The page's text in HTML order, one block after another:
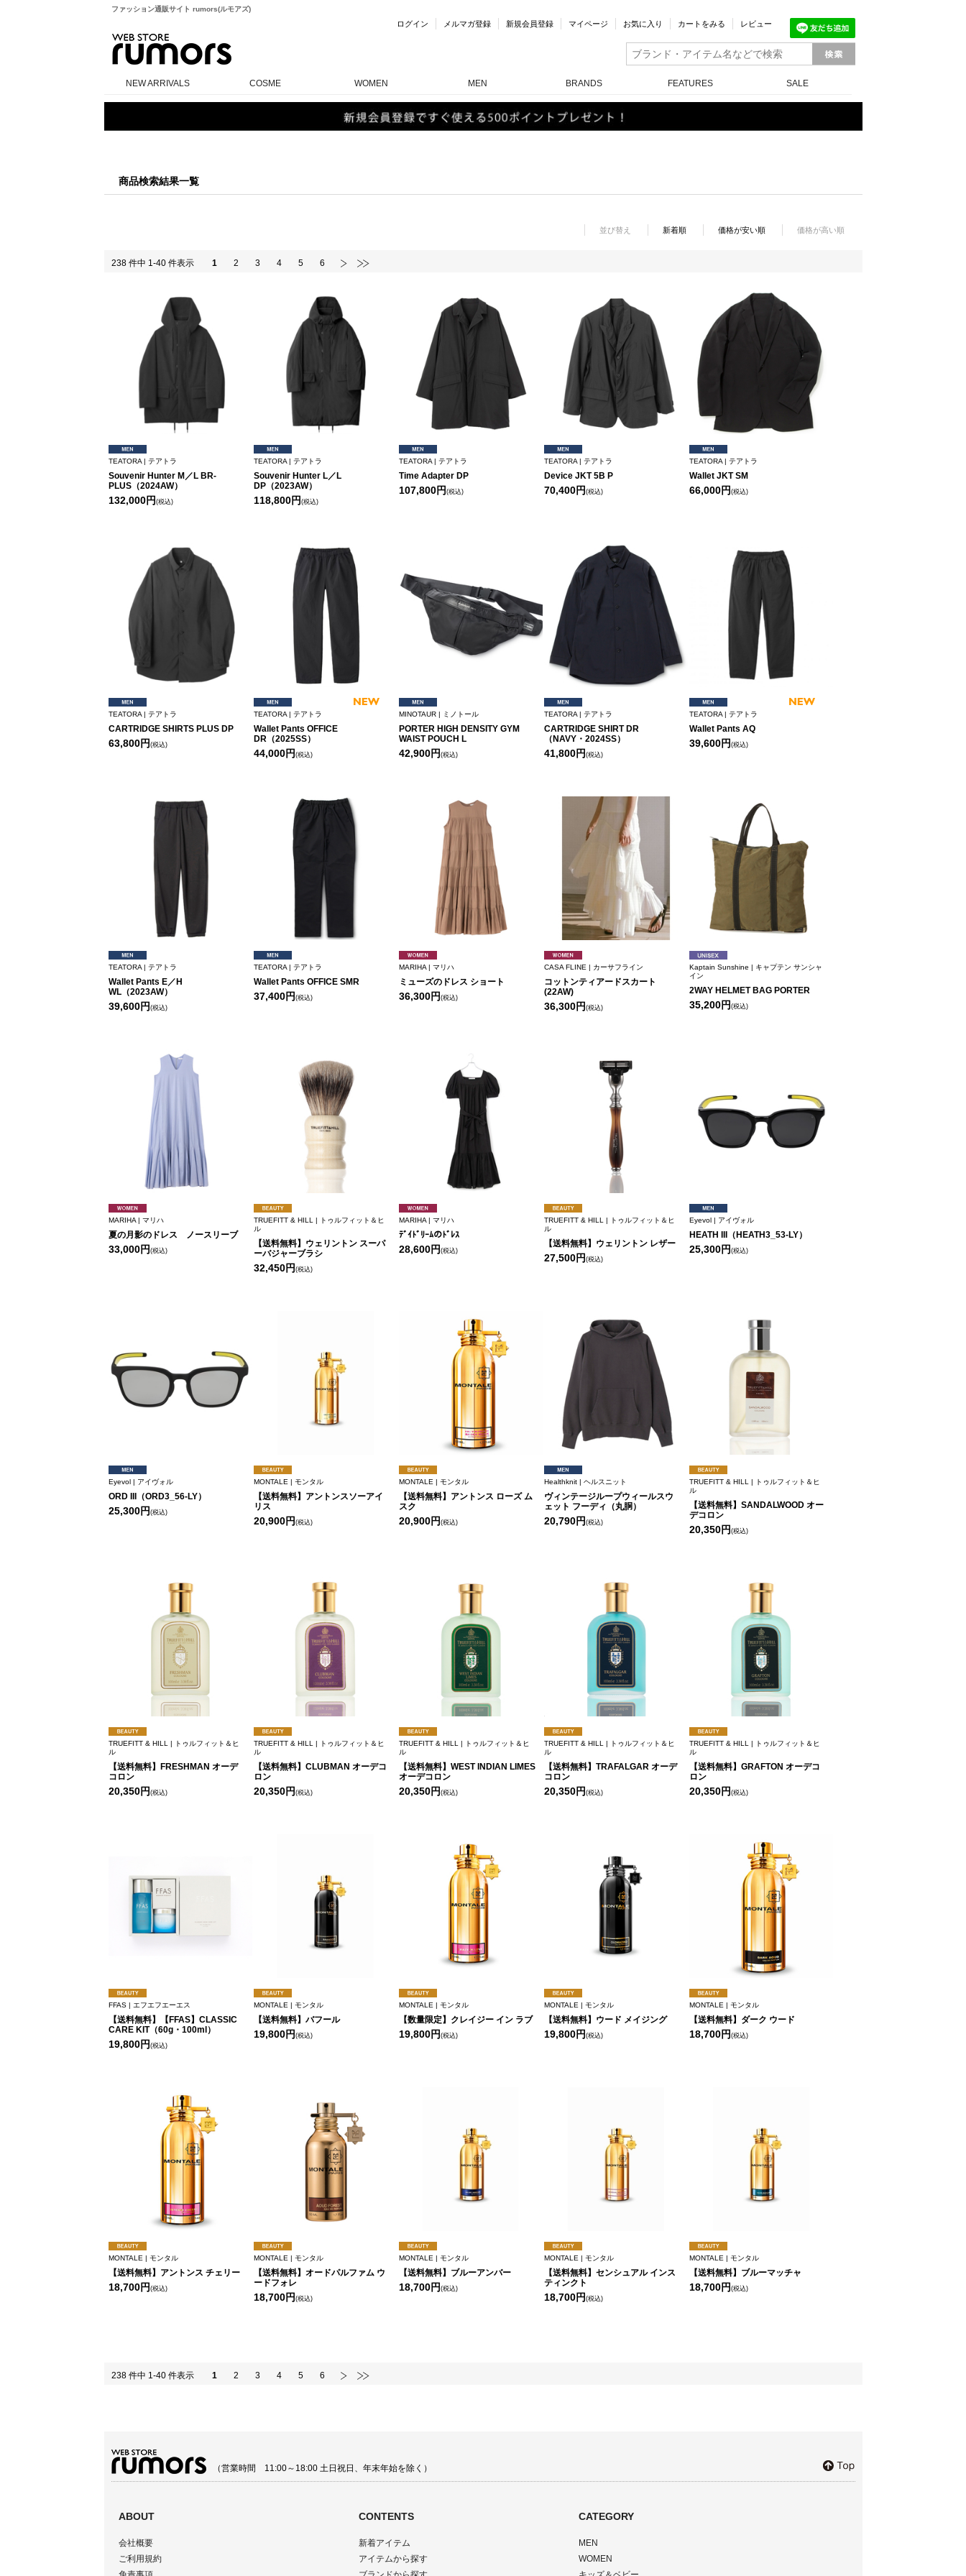
ファッション通販サイト rumors(ルモアズ)
ログイン メルマガ登録 新規会員登録 マイページ お気に入り カートをみる レビュー
NEW ARRIVALS COSME WOMEN MEN BRANDS FEATURES SALE
商品検索結果一覧
並び替え 新着順 価格が安い順 価格が高い順
238 件中 1-40 件表示 1 2 3 4 5 6
TEATORA | テアトラ
Souvenir Hunter M／L BR-
PLUS（2024AW）
132,000円 (税込)
TEATORA | テアトラ
Souvenir Hunter L／L
DP（2023AW）
118,800円 (税込)
TEATORA | テアトラ
Time Adapter DP
107,800円 (税込)
TEATORA | テアトラ
Device JKT 5B P
70,400円 (税込)
TEATORA | テアトラ
Wallet JKT SM
66,000円 (税込)
TEATORA | テアトラ
CARTRIDGE SHIRTS PLUS DP
63,800円 (税込)
TEATORA | テアトラ
Wallet Pants OFFICE
DR（2025SS）
44,000円 (税込)
MINOTAUR | ミノトール
PORTER HIGH DENSITY GYM
WAIST POUCH L
42,900円 (税込)
TEATORA | テアトラ
CARTRIDGE SHIRT DR
（NAVY・2024SS）
41,800円 (税込)
TEATORA | テアトラ
Wallet Pants AQ
39,600円 (税込)
TEATORA | テアトラ
Wallet Pants E／H
WL（2023AW）
39,600円 (税込)
TEATORA | テアトラ
Wallet Pants OFFICE SMR
37,400円 (税込)
MARIHA | マリハ
ミューズのドレス ショート
36,300円 (税込)
CASA FLINE | カーサフライン
コットンティアードスカート
(22AW)
36,300円 (税込)
Kaptain Sunshine | キャプテン サンシャ
イン
2WAY HELMET BAG PORTER
35,200円 (税込)
MARIHA | マリハ
夏の月影のドレス ノースリーブ
33,000円 (税込)
TRUEFITT & HILL | トゥルフィット＆ヒ
ル
【送料無料】ウェリントン スーパ
ーバジャーブラシ
32,450円 (税込)
MARIHA | マリハ
ﾃﾞｲﾄﾞﾘｰﾑのﾄﾞﾚｽ
28,600円 (税込)
TRUEFITT & HILL | トゥルフィット＆ヒ
ル
【送料無料】ウェリントン レザー
27,500円 (税込)
Eyevol | アイヴォル
HEATH III（HEATH3_53-LY）
25,300円 (税込)
Eyevol | アイヴォル
ORD III（ORD3_56-LY）
25,300円 (税込)
MONTALE | モンタル
【送料無料】アントンスソーアイ
リス
20,900円 (税込)
MONTALE | モンタル
【送料無料】アントンス ローズ ム
スク
20,900円 (税込)
Healthknit | ヘルスニット
ヴィンテージループウィールスウ
ェット フーディ（丸胴）
20,790円 (税込)
TRUEFITT & HILL | トゥルフィット＆ヒ
ル
【送料無料】SANDALWOOD オー
デコロン
20,350円 (税込)
TRUEFITT & HILL | トゥルフィット＆ヒ
ル
【送料無料】FRESHMAN オーデ
コロン
20,350円 (税込)
TRUEFITT & HILL | トゥルフィット＆ヒ
ル
【送料無料】CLUBMAN オーデコ
ロン
20,350円 (税込)
TRUEFITT & HILL | トゥルフィット＆ヒ
ル
【送料無料】WEST INDIAN LIMES
オーデコロン
20,350円 (税込)
TRUEFITT & HILL | トゥルフィット＆ヒ
ル
【送料無料】TRAFALGAR オーデ
コロン
20,350円 (税込)
TRUEFITT & HILL | トゥルフィット＆ヒ
ル
【送料無料】GRAFTON オーデコ
ロン
20,350円 (税込)
FFAS | エフエフエーエス
【送料無料】【FFAS】CLASSIC
CARE KIT（60g・100ml）
19,800円 (税込)
MONTALE | モンタル
【送料無料】バフール
19,800円 (税込)
MONTALE | モンタル
【数量限定】クレイジー イン ラブ
19,800円 (税込)
MONTALE | モンタル
【送料無料】ウード メイジング
19,800円 (税込)
MONTALE | モンタル
【送料無料】ダーク ウード
18,700円 (税込)
MONTALE | モンタル
【送料無料】アントンス チェリー
18,700円 (税込)
MONTALE | モンタル
【送料無料】オードパルファム ウ
ードフォレ
18,700円 (税込)
MONTALE | モンタル
【送料無料】ブルーアンバー
18,700円 (税込)
MONTALE | モンタル
【送料無料】センシュアル インス
ティンクト
18,700円 (税込)
MONTALE | モンタル
【送料無料】ブルーマッチャ
18,700円 (税込)
238 件中 1-40 件表示 1 2 3 4 5 6
（営業時間 11:00～18:00 土日祝日、年末年始を除く）
ABOUT
会社概要
ご利用規約
CONTENTS
新着アイテム
アイテムから探す
CATEGORY
MEN
WOMEN